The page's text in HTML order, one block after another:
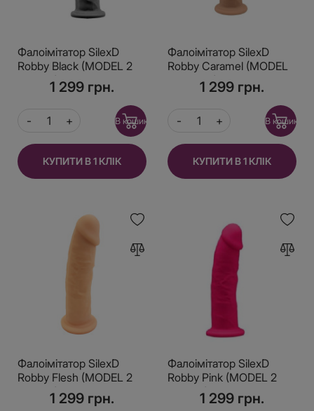
Фалоімітатор SilexD
Robby Black (MODEL 2
size 6in), двошаровий,
силікон + Silexpan,
1 299 грн.
В кошик
КУПИТИ В 1 КЛІК
Фалоімітатор SilexD
Robby Caramel (MODEL
2 size 6in), двошаровий,
силікон + Silexpan,
1 299 грн.
В кошик
КУПИТИ В 1 КЛІК
Фалоімітатор SilexD
Robby Flesh (MODEL 2
size 6in), двошаровий,
силікон + Silexpan,
1 299 грн.
Фалоімітатор SilexD
Robby Pink (MODEL 2
size 6in), двошаровий,
силікон + Silexpan,
1 299 грн.